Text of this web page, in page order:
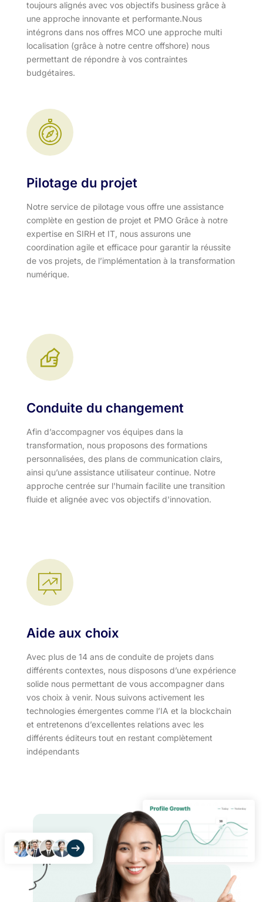
toujours alignés avec vos objectifs business grâce à
une approche innovante et performante.​ Nous
intégrons dans nos offres MCO une approche multi
localisation (grâce à notre centre offshore) nous
permettant de répondre à vos contraintes
budgétaires.
Pilotage du projet
Notre service de pilotage vous offre une assistance
complète en gestion de projet et PMO Grâce à notre
expertise en SIRH et IT, nous assurons une
coordination agile et efficace pour garantir la réussite
de vos projets, de l’implémentation à la transformation
numérique.
Conduite du changement
Afin d’accompagner vos équipes dans la
transformation, nous proposons des formations
personnalisées, des plans de communication clairs,
ainsi qu’une assistance utilisateur continue. Notre
approche centrée sur l'humain facilite une transition
fluide et alignée avec vos objectifs d'innovation.​
Aide aux choix
Avec plus de 14 ans de conduite de projets dans
différents contextes, nous disposons d’une expérience
solide nous permettant de vous accompagner dans
vos choix à venir. Nous suivons activement les
technologies émergentes comme l’IA et la blockchain
et entretenons d’excellentes relations avec les
différents éditeurs tout en restant complètement
indépendants